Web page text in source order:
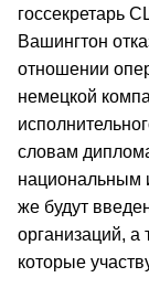
госсекретарь
Вашингтон
отношении
немецкой
словам
национальным
же будут
организаций, а
которые